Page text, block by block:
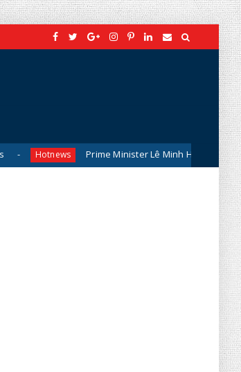
Prime Minister Lê Minh Hưng’s Visit to Russia: A New